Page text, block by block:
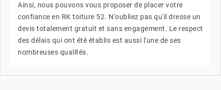
Ainsi, nous pouvons vous proposer de placer votre
confiance en RK toiture 52. N'oubliez pas qu'il dresse un
devis totalement gratuit et sans engagement. Le respect
des délais qui ont été établis est aussi l'une de ses
nombreuses qualités.